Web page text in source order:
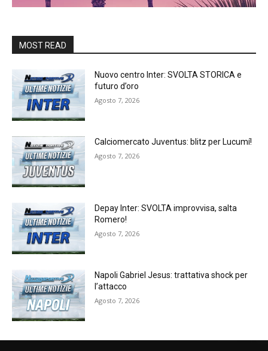
MOST READ
Nuovo centro Inter: SVOLTA STORICA e
futuro d’oro
Agosto 7, 2026
Calciomercato Juventus: blitz per Lucumí!
Agosto 7, 2026
Depay Inter: SVOLTA improvvisa, salta
Romero!
Agosto 7, 2026
Napoli Gabriel Jesus: trattativa shock per
l’attacco
Agosto 7, 2026